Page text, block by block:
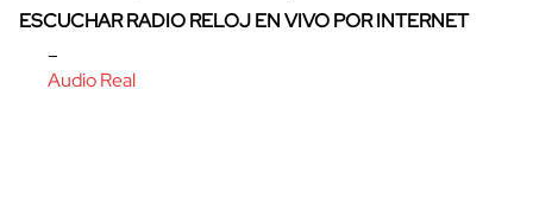
cerrar
ESCUCHAR RADIO RELOJ EN VIVO POR INTERNET
–
Audio Real